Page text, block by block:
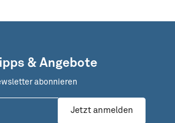
& Angebote
abonnieren
Jetzt anmelden